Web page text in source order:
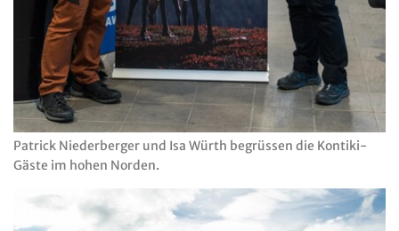
Patrick Niederberger und Isa Würth begrüssen die Kontiki-
Gäste im hohen Norden.